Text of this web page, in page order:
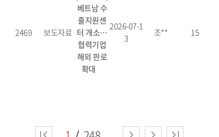
2469 보도자료
베트남 수
출지원센
터 개소…
협력기업
해외 판로
확대
2026-07-1
3
조** 15